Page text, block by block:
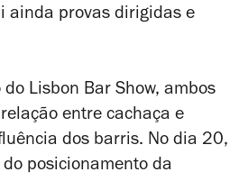
ainda provas dirigidas e
Lisbon Bar Show, ambos
entre cachaça e
dos barris. No dia 20,
posicionamento da